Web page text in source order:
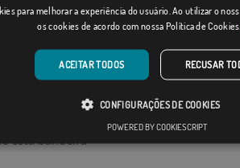
Legarda
relacionadas:
esta bandeira
para melhorar a experiência do usuário. Ao utilizar o
os cookies de acordo com nossa Política de Cookies.
ACEITAR TODOS RECUSAR
CONFIGURAÇÕES DE COOKIES
POWERED BY COOKIESCRIPT